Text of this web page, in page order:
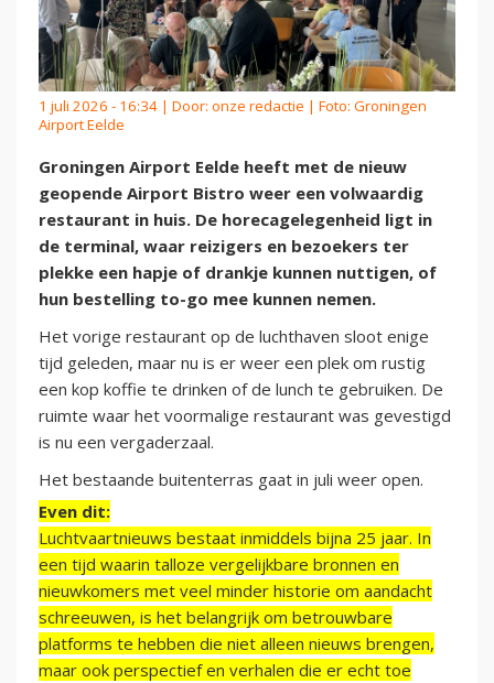
1 juli 2026 - 16:34 | Door: onze redactie | Foto: Groningen
Airport Eelde
Groningen Airport Eelde heeft met de nieuw
geopende Airport Bistro weer een volwaardig
restaurant in huis. De horecagelegenheid ligt in
de terminal, waar reizigers en bezoekers ter
plekke een hapje of drankje kunnen nuttigen, of
hun bestelling to-go mee kunnen nemen.
Het vorige restaurant op de luchthaven sloot enige
tijd geleden, maar nu is er weer een plek om rustig
een kop koffie te drinken of de lunch te gebruiken. De
ruimte waar het voormalige restaurant was gevestigd
is nu een vergaderzaal.
Het bestaande buitenterras gaat in juli weer open.
Even dit:
Luchtvaartnieuws bestaat inmiddels bijna 25 jaar. In
een tijd waarin talloze vergelijkbare bronnen en
nieuwkomers met veel minder historie om aandacht
schreeuwen, is het belangrijk om betrouwbare
platforms te hebben die niet alleen nieuws brengen,
maar ook perspectief en verhalen die er echt toe